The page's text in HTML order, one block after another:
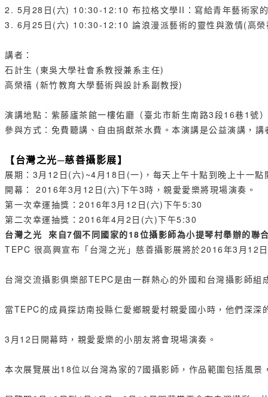
2. 5月28日(六) 10:30-12:10 布拉格文學II：寫給青年藝術家
3. 6月25日(六) 10:30-12:10 論浪漫派藝術的靈性與激情(高
講者：
石計生 (東吳大學社會系教授兼系主任)
高榮禧 (新竹教育大學藝術與設計系副教授)
演講地點：紫藤廬茶館一樓佑廳（臺北市新生南路3段16巷1號）
參與方式：免費聽講、自由捐獻茶水費。本演講是公益演講，
【台灣之光─慈善攝影展】
展期：3月12日(六)~4月18日(一)，每天上午十點到晚上十一點
開幕： 2016年3月12日(六)下午3時，親愛愛樂將現場演奏。
第一次幸運抽獎：2016年3月12日(六)下午5:30
第二次幸運抽獎：2016年4月2日(六)下午5:30
台灣之光 來自7個不同國家的18位攝影師為小提琴村舉辦的聯
TEPC 很高興宣布「台灣之光」慈善攝影展將於2016年3月12
台灣交流攝影俱樂部TEPC是由一群熱心的外國和台灣攝影師
當TEPC的成員探訪南投縣仁愛鄉親愛村親愛國小時，他們深
3月12日開幕時，親愛愛樂的小朋友將會現場演奏。
本次展覽展出18位以台灣為家的7國攝影師，作品範圍包括風